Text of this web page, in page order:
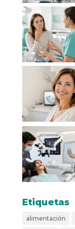
Etiquetas
alimentación